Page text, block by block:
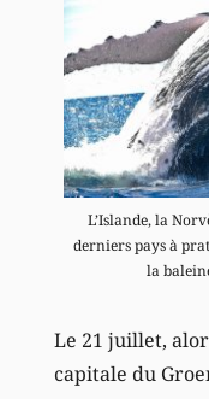
L’Islande, la
derniers pays à
la
Le 21 juillet,
capitale du